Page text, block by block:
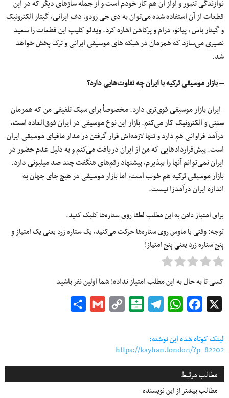
نوازندگی تنبور و آواز آن هم کار خودم است و از جمله سازهای دیگر که در این
قطعات از آن استفاده شده می‌توان به دی جی رودو، دف ایرانی، گیتار الکترونیک
و گیتار باس ، پیانو، درام و پرکاشن اشاره کرد. ویدئو کلیپ این قطعات را سعید
نصیری می‌سازد که همزمان در شبکه های موسیقی ایرانی و ترک پخش خواهد
شد.
– بازار موسیقی ترکیه با ایران چه تفاوت‌هایی دارد؟
-ایران بازار موسیقی قوی‌تری دارد. مخصوصأ برای سبک تلفیقی من که همزمان
سنتی و الکترونیک کار می‌کنم. بازار این نوع موسیقی در ایران فوق‌العاده است،
درآمد فراوانی هم دارد و تنها لازمه‌اش قرار گرفتن در مدار مافیای موسیقی ایران
است. پیش‌قراردادهایی که من از ایران دریافت می‌کنم و به دلیل عدم حضور در
ایران نمی‌توانم آنها را بپذیرم، پیشنهاد رقم‌های هنگفت چند صد میلیونی دارد.
بازار موسیقی ترکیه هم خوب است، اما بازار موسیقی در هیچ جای جهان به
اندازه‌ ایران درآمدزا نیست.
برای امتیاز دادن به این مطلب لطفا روی ستاره‌ها کلیک کنید.
توجه: وقتی با ماوس روی ستاره‌ها حرکت می‌کنید، یک ستاره زرد یعنی یک امتیاز و
پنج ستاره زرد یعنی پنج امتیاز!
کسی تا به حال به این مطلب امتیاز نداده! شما اولین نفر باشید
Facebook
WhatsApp
Telegram
Balatarin
Copy
Gmail
لینک کوتاه شده این نوشته:
https://kayhan.london/?p=82202
مطالب مرتبط
مطالب بیشتر از این نویسنده